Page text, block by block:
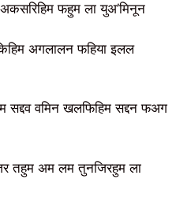
फहुम ला युअ’मिनून
अगलालन फहिया इलल
सद्दव वमिन खलफिहिम सद्दन फअग
तहुम अम लम तुनजिरहुम ला